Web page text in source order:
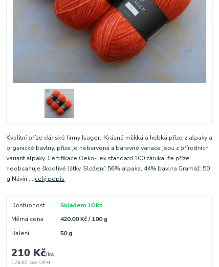
Kvalitní příze dánské firmy Isager. Krásná měkká a hebká příze z alpaky a
organické bavlny, příze je nebarvená a barevné variace jsou z přírodních
variant alpaky. Certifikace Oeko-Tex standard 100 záruka, že příze
neobsahuje škodlivé látky. Složení: 56% alpaka, 44% bavlna Gramáž: 50
g Návin:... celý popis
Dostupnost
Skladem 10 ks
Měrná cena
420,00 Kč / 100 g
Balení
50 g
210 Kč/ks
174 Kč bez DPH